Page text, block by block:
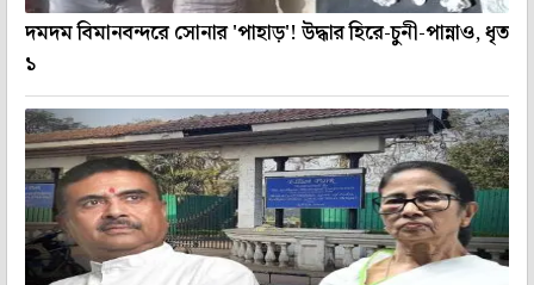
দমদম বিমানবন্দরে সোনার 'পাহাড়'! উদ্ধার হিরে-চুনী-পান্নাও, ধৃত
১